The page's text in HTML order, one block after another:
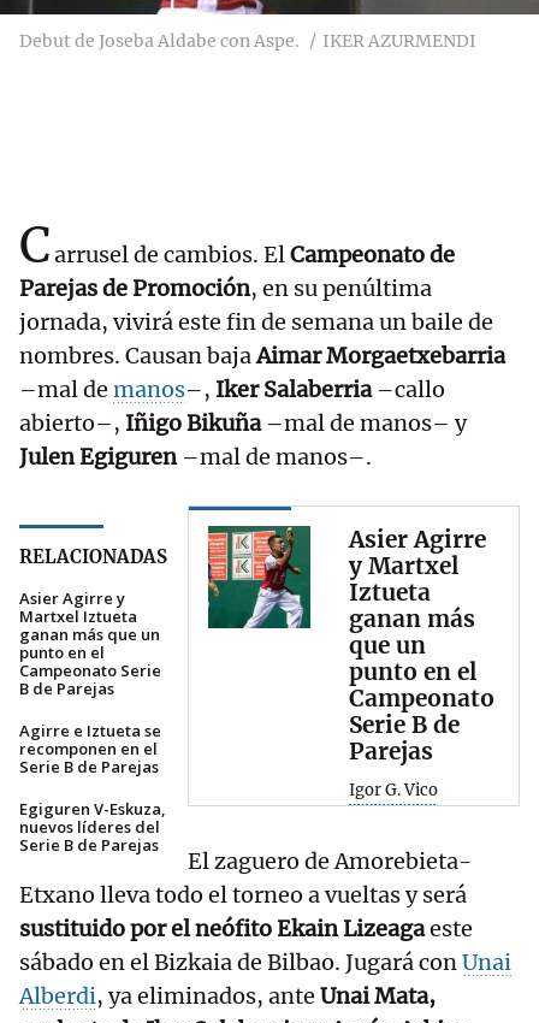
Debut de Joseba Aldabe con Aspe. IKER AZURMENDI
Carrusel de cambios. ElCampeonato de
Parejas de Promoción, en su penúltima
jornada, vivirá este fin de semana un baile de
nombres. Causan bajaAimar Morgaetxebarria
–mal de manos–, Iker Salaberria –callo
abierto–, Iñigo Bikuña–mal de manos– y
Julen Egiguren–mal de manos–.
RELACIONADAS
Asier Agirre y
Martxel Iztueta
ganan más que un
punto en el
Campeonato Serie
B de Parejas
Agirre e Iztueta se
recomponen en el
Serie B de Parejas
Egiguren V-Eskuza,
nuevos líderes del
Serie B de Parejas
Asier Agirre
y Martxel
Iztueta
ganan más
que un
punto en el
Campeonato
Serie B de
Parejas
Igor G. Vico
El zaguero de Amorebieta-
Etxano lleva todo el torneo a vueltas y será
sustituido por el neófito Ekain Lizeagaeste
sábado en el Bizkaia de Bilbao. Jugará conUnai
Alberdi, ya eliminados, ante Unai Mata,